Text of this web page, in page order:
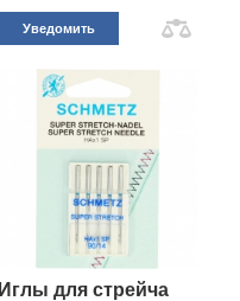
Уведомить
Иглы для стрейча